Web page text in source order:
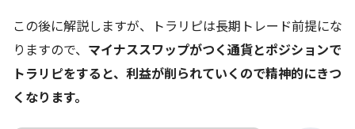
この後に解説しますが、トラリピは長期トレード前提にな
りますので、 マイナススワップがつく通貨とポジションで
トラリピをすると、利益が削られていくので精神的にきつ
くなります。